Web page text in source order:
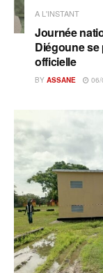
A L'INSTANT
Journée
Diégoune se
officielle
BY ASSANE 06/